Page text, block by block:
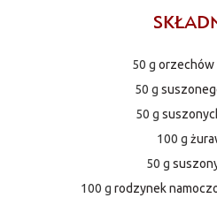
50 g orzechów
50 g
50 g
100 g
50 g
100 g rodzynek